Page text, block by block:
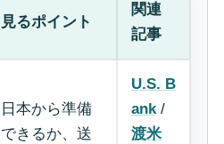
見るポイント
関連
記事
日本から準備
できるか、送
U.S. B
ank/
渡米